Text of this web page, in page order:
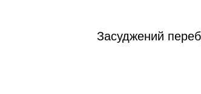
Засуджений